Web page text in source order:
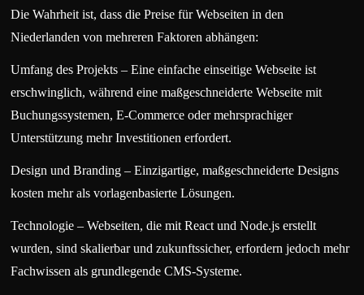
Die Wahrheit ist, dass die Preise für Webseiten in den
Niederlanden von mehreren Faktoren abhängen:
Umfang des Projekts – Eine einfache einseitige Webseite ist
erschwinglich, während eine maßgeschneiderte Webseite mit
Buchungssystemen, E-Commerce oder mehrsprachiger
Unterstützung mehr Investitionen erfordert.
Design und Branding – Einzigartige, maßgeschneiderte Designs
kosten mehr als vorlagenbasierte Lösungen.
Technologie – Webseiten, die mit React und Node.js erstellt
wurden, sind skalierbar und zukunftssicher, erfordern jedoch mehr
Fachwissen als grundlegende CMS-Systeme.